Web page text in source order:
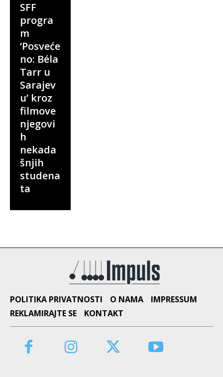
SFF
progra
m
‘Posveće
no: Béla
Tarr u
Sarajev
u’ kroz
filmove
njegovi
h
nekada
šnjih
studena
ta
POLITIKA PRIVATNOSTI O NAMA
IMPRESSUM
REKLAMIRAJTE SE
KONTAKT